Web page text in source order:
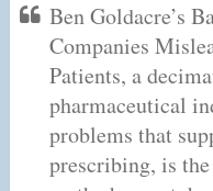
Ben Goldacre’s
Companies
Patients, a
pharmaceutical
problems that
prescribing, is